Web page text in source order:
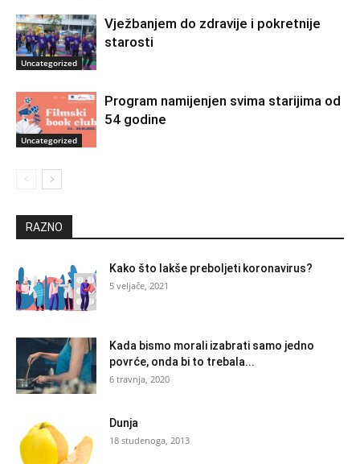
Uncategorized
Vježbanjem do zdravije i pokretnije
starosti
Uncategorized
Program namijenjen svima starijima od
54 godine
RAZNO
Kako što lakše preboljeti koronavirus?
5 veljače, 2021
Kada bismo morali izabrati samo jedno
povrće, onda bi to trebala...
6 travnja, 2020
Dunja
18 studenoga, 2013